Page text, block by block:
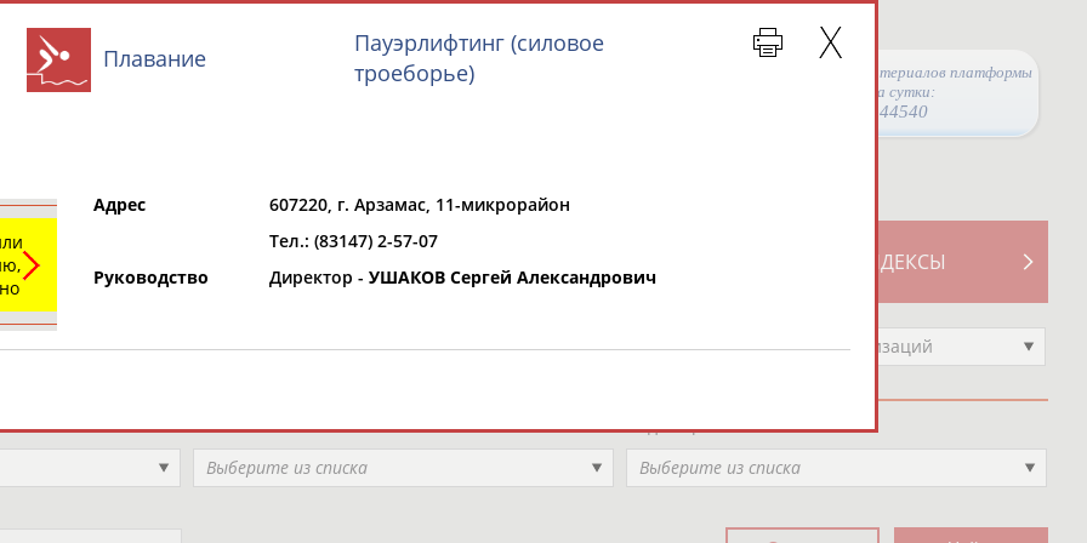
Просмотры материалов платформы
за сутки:
44540
СВОДНЫЕ ИНДЕКСЫ
Выберите другой тип организаций
Регион
Выберите из списка
Вид спорта
Выберите из списка
Плавание
Пауэрлифтинг (силовое
троеборье)
Адрес
607220, г. Арзамас, 11-микрорайон
Тел.: (83147) 2-57-07
Руководство
Директор - УШАКОВ Сергей Александрович